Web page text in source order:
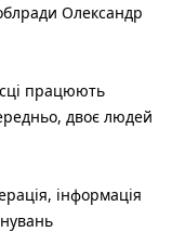
Олександр
працюють
двоє людей
інформація